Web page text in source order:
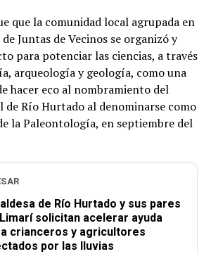
que la comunidad local agrupada en
Juntas de Vecinos se organizó y
para potenciar las ciencias, a través
arqueología y geología, como una
hacer eco al nombramiento del
de Río Hurtado al denominarse como
la Paleontología, en septiembre del
de Río Hurtado y sus pares
solicitan acelerar ayuda
crianceros y agricultores
por las lluvias